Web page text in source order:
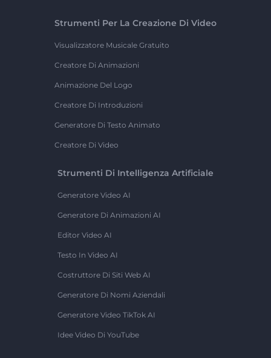
Strumenti Per La Creazione Di Video
Visualizzatore Musicale Gratuito
Creatore Di Animazioni
Animazione Del Logo
Creatore Di Introduzioni
Generatore Di Testo Animato
Creatore Di Video
Strumenti Di Intelligenza Artificiale
Generatore Video AI
Generatore Di Animazioni AI
Editor Video AI
Testo In Video AI
Costruttore Di Siti Web AI
Generatore Di Nomi Aziendali
Generatore Video TikTok AI
Idee Video Di YouTube